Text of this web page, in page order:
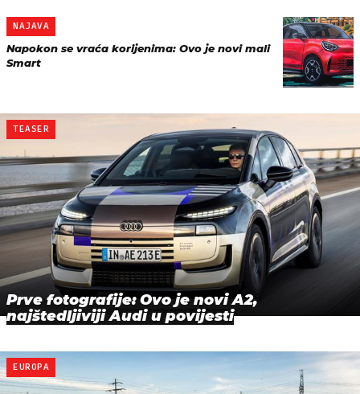
NAJAVA
Napokon se vraća korijenima: Ovo je novi mali
Smart
TEASER
Prve fotografije: Ovo je novi A2,
najštedljiviji Audi u povijesti
EUROPA